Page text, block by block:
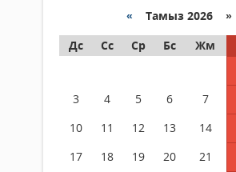
« Тамыз 2026 »
Дс
Сс Ср Бс Жм
3
4 5 6 7
10
11 12 13 14
17
18 19 20 21